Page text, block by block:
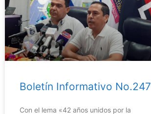
Boletín Informativo No.247
Con el lema «42 años unidos por la